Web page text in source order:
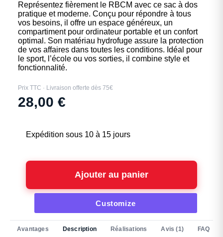
Représentez fièrement le RBCM avec ce sac à dos
pratique et moderne. Conçu pour répondre à tous
vos besoins, il offre un espace généreux, un
compartiment pour ordinateur portable et un confort
optimal. Son matériau hydrofuge assure la protection
de vos affaires dans toutes les conditions. Idéal pour
le sport, l’école ou vos sorties, il combine style et
fonctionnalité.
Prix TTC · Livraison offerte dès 75€
28,00 €
Expédition sous 10 à 15 jours
Ajouter au panier
Customize
Avantages Description Réalisations Avis (1) FAQ